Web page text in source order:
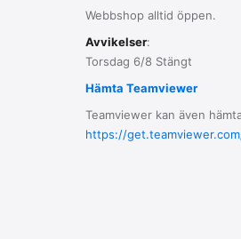
Webbshop alltid öppen.
Avvikelser:
Torsdag 6/8 Stängt
Hämta Teamviewer
Teamviewer kan även
https://